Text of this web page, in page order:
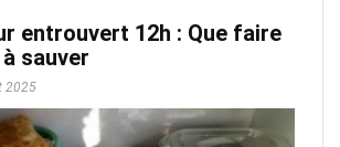
entrouvert 12h : Que faire
sauver
2025